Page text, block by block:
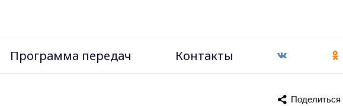
Программа передач Контакты
Поделиться